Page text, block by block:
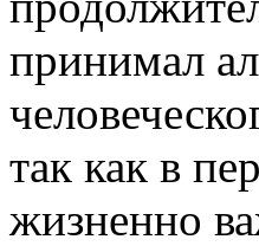
принимал
так как в
жизненно